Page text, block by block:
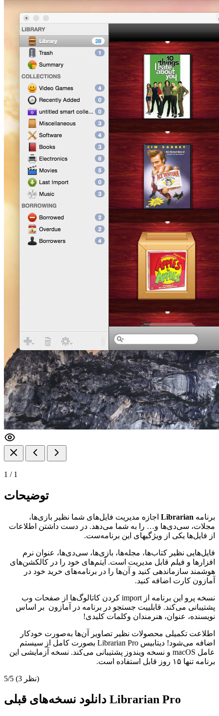
1 / 1
توضیحات
برنامه Librarian اجازه مدیریت فایل‌های شما نظیر بازی‌ها،
مجلات، سی‌دی‌ها و… را به شما می‌دهد. در دست داشتن اطلاعات
از فایل‌ها یکی از ویژگیهای این برنامه‌ست.
فایل‌هایی نظیر کتاب‌ها، مجله‌ها، بازی‌ها، سی‌دی‌ها، عنوان نرم
افزار‌ها و فیلم قابل مدیریت است. آیتم‌های خود را در کالکشن‌های
هوشمند سازماندهی کنید و آن‌ها را در برنامه‌های خرید خود در
آمازون کارت اضافه کنید.
نسخه پرو این برنامه از import کردن کاتالوگ‌ها از صفحات وب
پشتیبانی می‌کند. قابلییت جستجو در برنامه در آمازون بر اساس
نویسنده، عنوان، هنرمندان وکلمات کلیدی!
اطلاعت تکمیلی محصولات نظیر تصاویر آن‌ها به‌صورت خودکار
اضافه می‌شود! دیتابیس Librarian Pro بصورت کامل از سیستم
عامل macOS و نسخه ویندوز پشتیبانی می‌کند. نسخه آزمایشی این
برنامه تنها ۱۵ روز قابل استفاده است.
5/5 (3 نظر)
دانلود نسخه‌های قبلی Librarian Pro